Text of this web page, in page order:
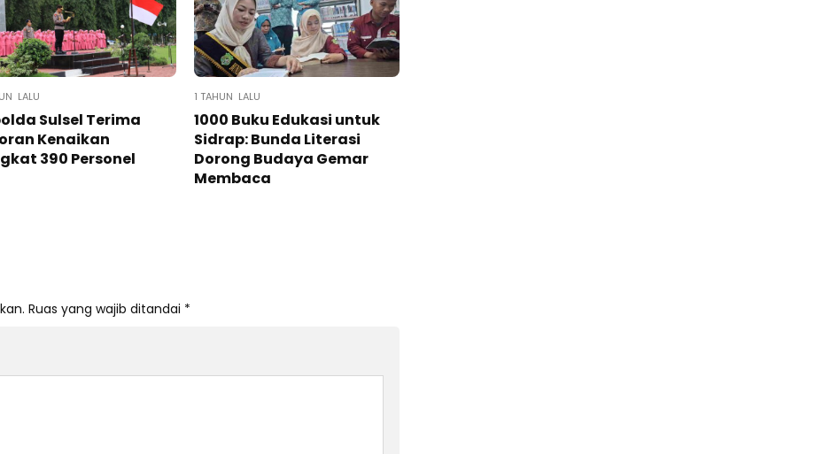
LALU
Sulsel Terima
Kenaikan
390 Personel
1 TAHUN LALU
1000 Buku Edukasi untuk
Sidrap: Bunda Literasi
Dorong Budaya Gemar
Membaca
Ruas yang wajib ditandai *